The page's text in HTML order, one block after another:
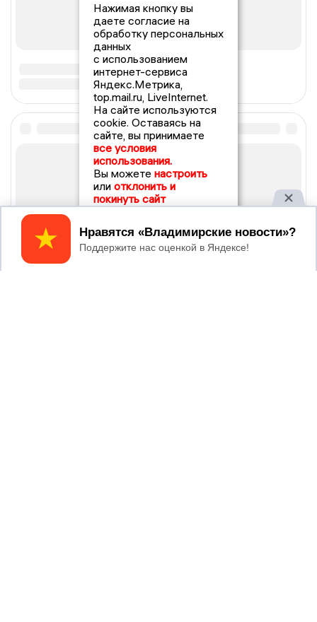
Нажимая кнопку вы
даете согласие на
обработку персональных
данных
с использованием
интернет-сервиса
Яндекс.Метрика,
top.mail.ru, LiveInternet.
На сайте используются
cookie. Оставаясь на
сайте, вы принимаете
все условия
использования.
Вы можете настроить
или отклонить и
покинуть сайт
Принять